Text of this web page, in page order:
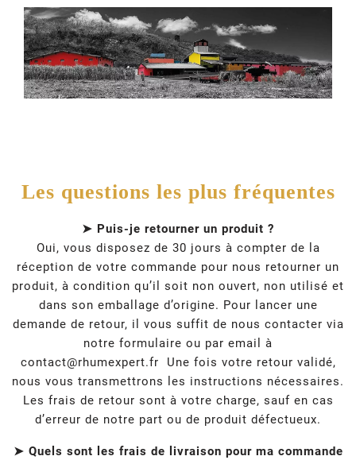
Les questions les plus fréquentes
➤ Puis-je retourner un produit ?
Oui, vous disposez de 30 jours à compter de la
réception de votre commande pour nous retourner un
produit, à condition qu’il soit non ouvert, non utilisé et
dans son emballage d’origine. Pour lancer une
demande de retour, il vous suffit de nous contacter via
notre formulaire ou par email à
contact@rhumexpert.fr Une fois votre retour validé,
nous vous transmettrons les instructions nécessaires.
Les frais de retour sont à votre charge, sauf en cas
d’erreur de notre part ou de produit défectueux.
➤ Quels sont les frais de livraison pour ma commande